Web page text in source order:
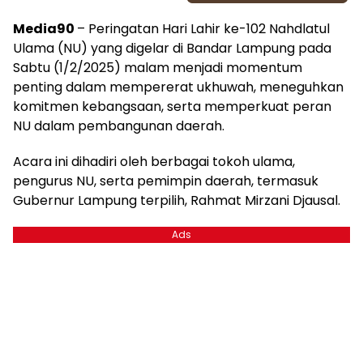
Media90 – Peringatan Hari Lahir ke-102 Nahdlatul
Ulama (NU) yang digelar di Bandar Lampung pada
Sabtu (1/2/2025) malam menjadi momentum
penting dalam mempererat ukhuwah, meneguhkan
komitmen kebangsaan, serta memperkuat peran
NU dalam pembangunan daerah.
Acara ini dihadiri oleh berbagai tokoh ulama,
pengurus NU, serta pemimpin daerah, termasuk
Gubernur Lampung terpilih, Rahmat Mirzani Djausal.
Ads